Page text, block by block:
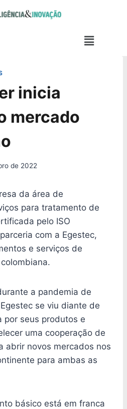
inicia
mercado
de 2022
da área de
para tratamento de
pelo ISO
com a Egestec,
e serviços de
a pandemia de
se viu diante de
por seus produtos e
uma cooperação de
abrir novos mercados nos
para ambas as
básico está em franca